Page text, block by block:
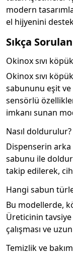
modern
el hijyenini
Sıkça
Okinox sıvı
Okinox sıvı
sabununu eşit
sensörlü
imkanı sunan
Nasıl doldurulur?
Dispenserin arka
sabunu ile
takip edilerek,
Hangi sabun
Bu modellerde,
Üreticinin
çalışması ve
Temizlik ve bakım